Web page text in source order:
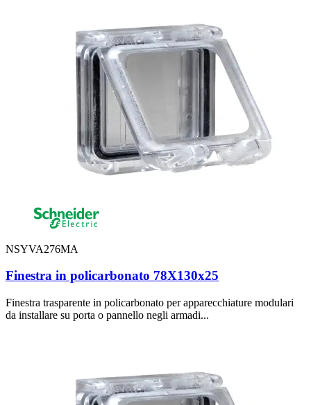
NSYVA276MA
Finestra in policarbonato 78X130x25
Finestra trasparente in policarbonato per apparecchiature modulari
da installare su porta o pannello negli armadi...